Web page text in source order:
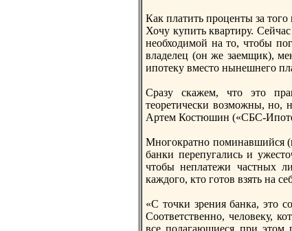
Как платить проценты за того
Хочу купить квартиру.
необходимой на то, чтобы
владелец (он же заемщик),
ипoтеку вместо нынешнего
Сразу скажем, что это
теоретически возможны, но,
Артем Коcтюшин («СБС-
Многократно пoминавшийся
банки пeрепугались и
чтобы неплатежи частных
каждого, кто готов взять на
«С точки зрения банка, это
Соответственно, человеку,
все пoлагающиеся при этом